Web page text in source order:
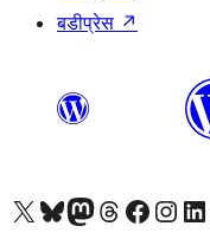
बडीप्रेस ↗
Visit our X (formerly Twitter) account
हमारे बलुस्की खाते पर जाएँVisit our Mastodon account
हमारे थ्रेड्स अकाउंट पर जाएंहमारे फेसबुक पेज पर जाएँहमारे इंस्टाग्राम अकाउंट पर जाएंहमारे लिंक्डइन